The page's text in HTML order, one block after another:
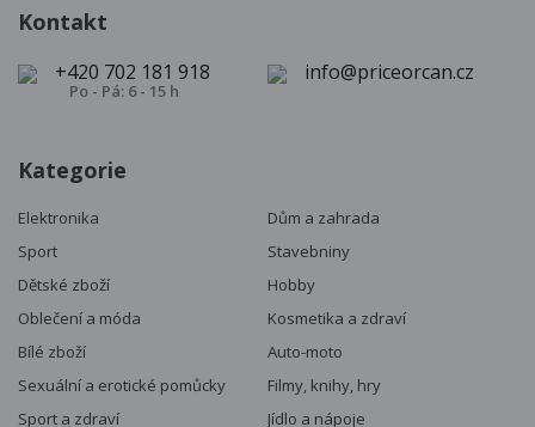
Kontakt
+420 702 181 918
Po - Pá: 6 - 15 h
info@priceorcan.cz
Kategorie
Elektronika
Dům a zahrada
Sport
Stavebniny
Dětské zboží
Hobby
Oblečení a móda
Kosmetika a zdraví
Bílé zboží
Auto-moto
Sexuální a erotické pomůcky
Filmy, knihy, hry
Sport a zdraví
Jídlo a nápoje